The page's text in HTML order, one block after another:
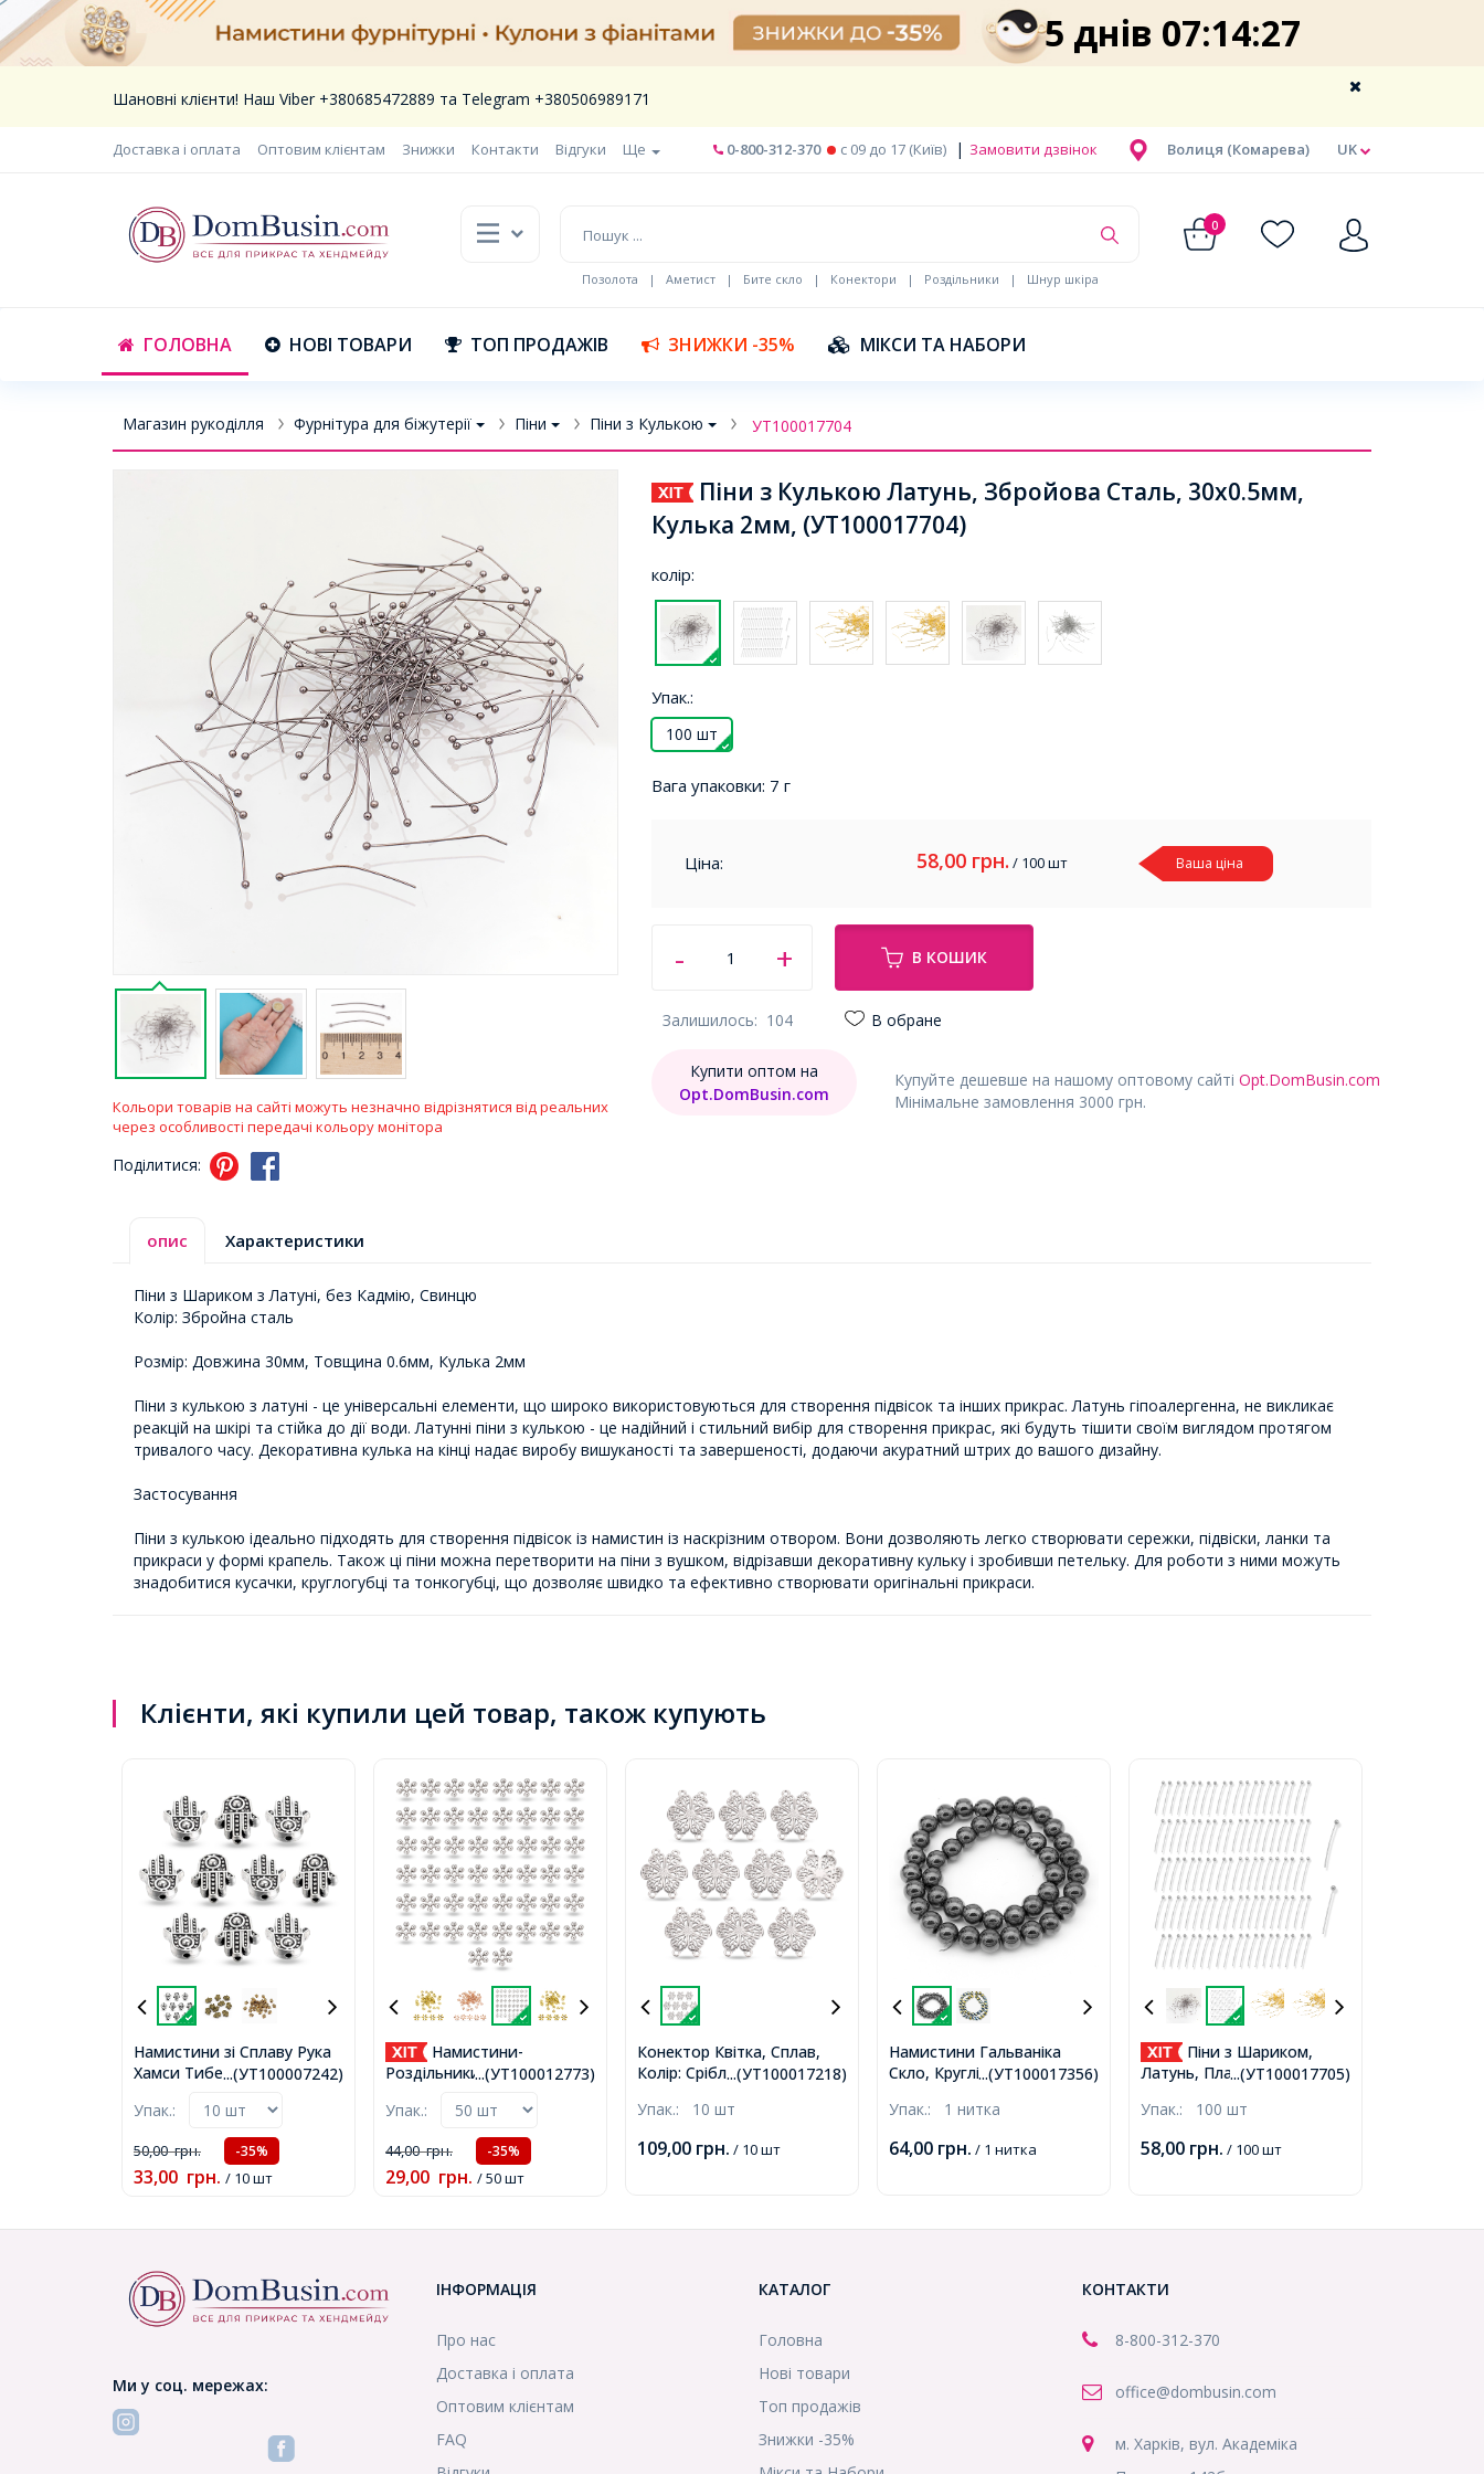
5 днів 07:14:27
Шановні клієнти! Наш Viber +380685472889 та Telegram +380506989171
Доставка і оплата Оптовим клієнтам Знижки Контакти Відгуки Ще UK
Волиця (Комарева)
0-800-312-370 c 09 до 17 (Київ) | Замовити дзвінок
0
Позолота | Аметист | Бите скло | Конектори | Роздільники | Шнур шкіра
ГОЛОВНА НОВІ ТОВАРИ ТОП ПРОДАЖІВ ЗНИЖКИ -35% МІКСИ ТА НАБОРИ
Магазин рукоділля Фурнітура для біжутерії Піни Піни з Кулькою УТ100017704
Кольори товарів на сайті можуть незначно відрізнятися від реальних
через особливості передачі кольору монітора
Поділитися:
Піни з Кулькою Латунь, Збройова Сталь, 30х0.5мм,
Кулька 2мм, (УТ100017704)
колір:
Упак.:
100 шт
Вага упаковки: 7 г
Ціна: 58,00 грн. / 100 шт Ваша ціна
В КОШИК
Залишилось: 104 В обране
Купуйте дешевше на нашому оптовому сайті Opt.DomBusin.com
Мінімальне замовлення 3000 грн.
Купити оптом на
Opt.DomBusin.com
опис Характеристики
Піни з Шариком з Латуні, без Кадмію, Свинцю
Колір: Збройна сталь
Розмір: Довжина 30мм, Товщина 0.6мм, Кулька 2мм
Піни з кулькою з латуні - це універсальні елементи, що широко використовуються для створення підвісок та інших прикрас. Латунь гіпоалергенна, не викликає
реакцій на шкірі та стійка до дії води. Латунні піни з кулькою - це надійний і стильний вибір для створення прикрас, які будуть тішити своїм виглядом протягом
тривалого часу. Декоративна кулька на кінці надає виробу вишуканості та завершеності, додаючи акуратний штрих до вашого дизайну.
Застосування
Піни з кулькою ідеально підходять для створення підвісок із намистин із наскрізним отвором. Вони дозволяють легко створювати сережки, підвіски, ланки та
прикраси у формі крапель. Також ці піни можна перетворити на піни з вушком, відрізавши декоративну кульку і зробивши петельку. Для роботи з ними можуть
знадобитися кусачки, круглогубці та тонкогубці, що дозволяє швидко та ефективно створювати оригінальні прикраси.
Клієнти, які купили цей товар, також купують
...(УТ100007242)
Намистини зі Сплаву Рука
Хамси Тибетський Стиль,
12х10х4мм, Отвір 1.5мм,
(УТ100007242)
Упак.:
50,00грн. -35%
33,00 грн. / 10 шт
...(УТ100012773)
Намистини-
Роздільники, Сплав,
8.5х2.5мм, Отвір 1.5мм,
(УТ100012773)
Упак.:
44,00грн. -35%
29,00 грн. / 50 шт
...(УТ100017218)
Конектор Квітка, Сплав,
Колір: Срібло, Розмір:
(УТ100017218)
Упак.: 10 шт
109,00 грн. / 10 шт
...(УТ100017356)
Намистини Гальваніка
Скло, Круглі, Колір: Чорний,
близько 40шт / 34см /
Упак.: 1 нитка
64,00 грн. / 1 нитка
...(УТ100017705)
Піни з Шариком,
Латунь, Платина,
(УТ100017705)
Упак.: 100 шт
58,00 грн. / 100 шт
Ми у соц. мережах:
ІНФОРМАЦІЯ
Про нас
Доставка і оплата
Оптовим клієнтам
FAQ
КАТАЛОГ
Головна
Нові товари
Топ продажів
Знижки -35%
КОНТАКТИ
8-800-312-370
office@dombusin.com
м. Харків, вул. Академіка